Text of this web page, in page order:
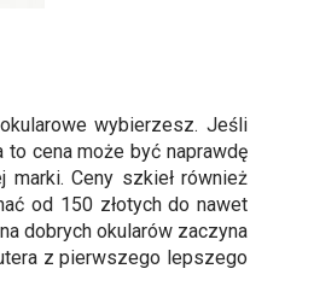
wybierzesz. Jeśli
cena może być naprawdę
Ceny szkieł również
od 150 złotych do nawet
dobrych okularów zaczyna
z pierwszego lepszego